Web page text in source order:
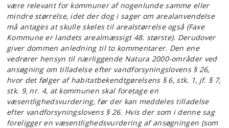
være relevant for kommuner af nogenlunde samme eller
mindre størrelse, idet der dog i sager om arealanvendelse
må antages at skulle skeles til arealstørrelse også (Faxe
Kommune er landets arealmæssigt 48. største). Derudover
giver dommen anledning til to kommentarer. Den ene
vedrører hensyn til nærliggende Natura 2000-områder ved
ansøgning om tilladelse efter vandforsyningslovens § 26,
hvor det følger af habitatbekendtgørelsens § 6, stk. 1, jf. § 7,
stk. 9, nr. 4, at kommunen skal foretage en
væsentlighedsvurdering, før der kan meddeles tilladelse
efter vandforsyningslovens § 26. Hvis der som i denne sag
foreligger en væsentlighedsvurdering af ansøgningen (som